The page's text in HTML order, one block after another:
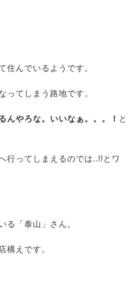
住んでいるようです。
ってしまう路地です。
んやろな。いいなぁ。。。！ と
行ってしまえるのでは..!!とワ
る「泰山」さん。
構えです。